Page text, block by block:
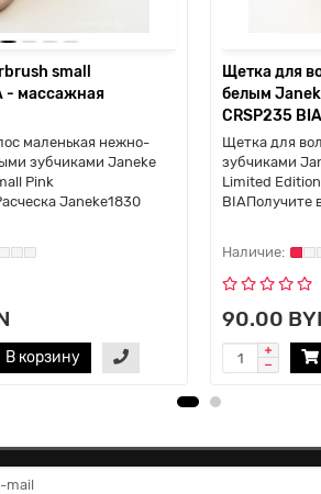
small
- массажная
маленькая нежно-
зубчиками Janeke
Pink
Janeke1830
В корзину
Щетка для
белым
CRSP235 BIA
Щетка для
зубчиками
Limited
BIAПолучите
90.00